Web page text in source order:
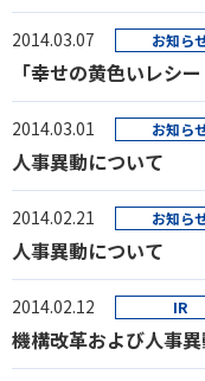
2014.03.07 お知ら
「幸せの黄色いレシ
2014.03.01 お知ら
人事異動について
2014.02.21 お知ら
人事異動について
2014.02.12 IR
機構改革および人事